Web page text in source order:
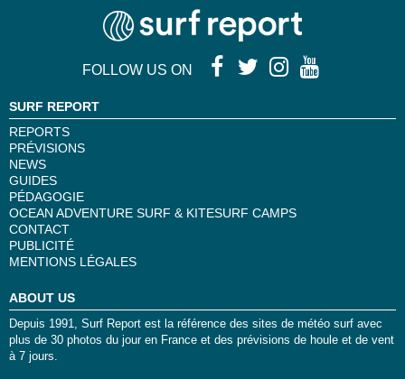
FOLLOW US ON
SURF REPORT
REPORTS
PRÉVISIONS
NEWS
GUIDES
PÉDAGOGIE
OCEAN ADVENTURE SURF & KITESURF CAMPS
CONTACT
PUBLICITÉ
MENTIONS LÉGALES
ABOUT US
Depuis 1991, Surf Report est la référence des sites de météo surf avec
plus de 30 photos du jour en France et des prévisions de houle et de vent
à 7 jours.